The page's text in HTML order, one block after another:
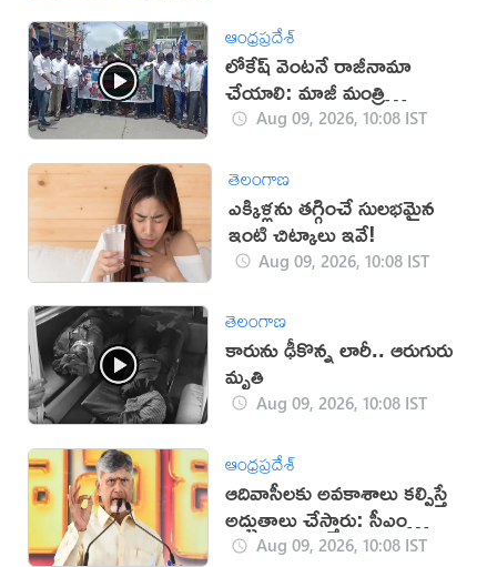
ఆంధ్రప్రదేశ్
లోకేష్ వెంట‌నే రాజీనామా
చేయాలి: మాజీ మంత్రి
ఉషాశ్రీచరణ్
Aug 09, 2026, 10:08 IST
తెలంగాణ
ఎక్కిళ్లను తగ్గించే సులభమైన
ఇంటి చిట్కాలు ఇవే!
Aug 09, 2026, 10:08 IST
తెలంగాణ
కారును ఢీకొన్న లారీ.. ఆరుగురు
మృతి
Aug 09, 2026, 10:08 IST
ఆంధ్రప్రదేశ్
ఆదివాసీలకు అవకాశాలు కల్పిస్తే
అద్భుతాలు చేస్తారు: సీఎం
చంద్రబాబు
Aug 09, 2026, 10:08 IST